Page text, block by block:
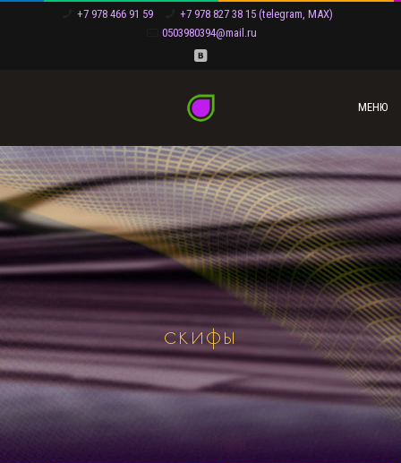
+7 978 466 91 59
+7 978 827 38 15 (telegram, MAX)
0503980394@mail.ru
МЕНЮ
скифы